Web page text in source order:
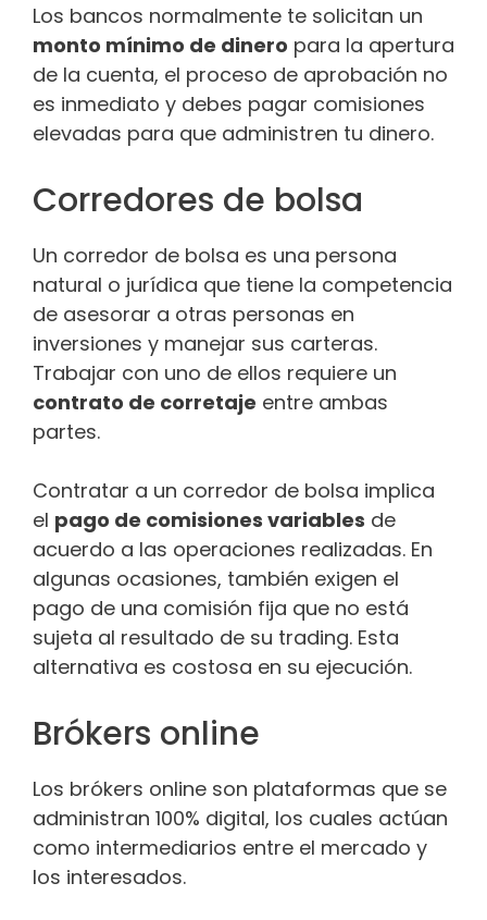
Los bancos normalmente te solicitan un
monto mínimo de dinero para la apertura
de la cuenta, el proceso de aprobación no
es inmediato y debes pagar comisiones
elevadas para que administren tu dinero.
Corredores de bolsa
Un corredor de bolsa es una persona
natural o jurídica que tiene la competencia
de asesorar a otras personas en
inversiones y manejar sus carteras.
Trabajar con uno de ellos requiere un
contrato de corretaje entre ambas
partes.
Contratar a un corredor de bolsa implica
el pago de comisiones variables de
acuerdo a las operaciones realizadas. En
algunas ocasiones, también exigen el
pago de una comisión fija que no está
sujeta al resultado de su trading. Esta
alternativa es costosa en su ejecución.
Bróker​​s online
Los bróker​​s online son plataformas que se
administran 100% digital, los cuales actúan
como intermediarios entre el mercado y
los interesados.